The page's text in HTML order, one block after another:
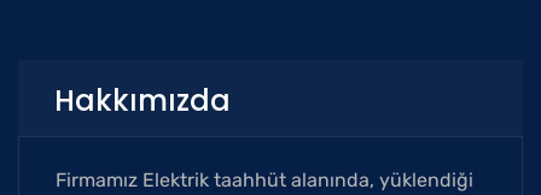
Hakkımızda
Firmamız Elektrik taahhüt alanında, yüklendiği